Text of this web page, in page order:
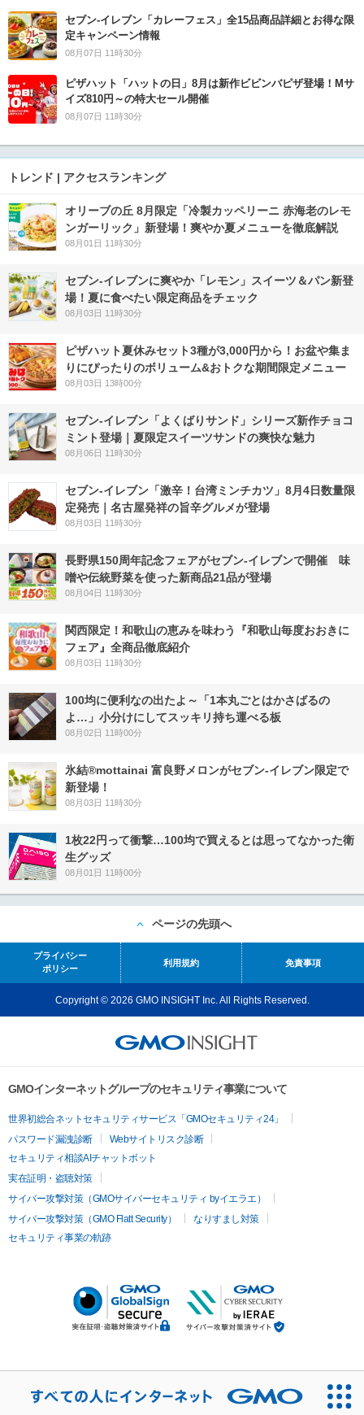
セブン‐イレブン「カレーフェス」全15品商品詳細とお得な限
定キャンペーン情報
08月07日 11時30分
ピザハット「ハットの日」8月は新作ビビンバピザ登場！Mサ
イズ810円～の特大セール開催
08月07日 11時30分
トレンド | アクセスランキング
オリーブの丘 8月限定「冷製カッペリーニ 赤海老のレモ
ンガーリック」新登場！爽やか夏メニューを徹底解説
08月01日 11時30分
セブン‐イレブンに爽やか「レモン」スイーツ＆パン新登
場！夏に食べたい限定商品をチェック
08月03日 11時30分
ピザハット夏休みセット3種が3,000円から！お盆や集ま
りにぴったりのボリューム&おトクな期間限定メニュー
08月03日 13時00分
セブン‐イレブン「よくばりサンド」シリーズ新作チョコ
ミント登場｜夏限定スイーツサンドの爽快な魅力
08月06日 11時30分
セブン-イレブン「激辛！台湾ミンチカツ」8月4日数量限
定発売｜名古屋発祥の旨辛グルメが登場
08月03日 11時30分
長野県150周年記念フェアがセブン-イレブンで開催 味
噌や伝統野菜を使った新商品21品が登場
08月04日 11時30分
関西限定！和歌山の恵みを味わう『和歌山毎度おおきに
フェア』全商品徹底紹介
08月03日 11時30分
100均に便利なの出たよ～「1本丸ごとはかさばるの
よ…」小分けにしてスッキリ持ち運べる板
08月02日 11時00分
氷結®mottainai 富良野メロンがセブン‐イレブン限定で
新登場！
08月03日 11時30分
1枚22円って衝撃…100均で買えるとは思ってなかった衛
生グッズ
08月01日 11時00分
ページの先頭へ
プライバシー
ポリシー
利用規約 免責事項
Copyright © 2026 GMO INSIGHT Inc. All Rights Reserved.
GMOインターネットグループのセキュリティ事業について
世界初総合ネットセキュリティサービス「GMOセキュリティ24」
パスワード漏洩診断
Webサイトリスク診断
セキュリティ相談AIチャットボット
実在証明・盗聴対策
サイバー攻撃対策（GMOサイバーセキュリティ byイエラエ）
サイバー攻撃対策（GMO Flatt Security）
なりすまし対策
セキュリティ事業の軌跡